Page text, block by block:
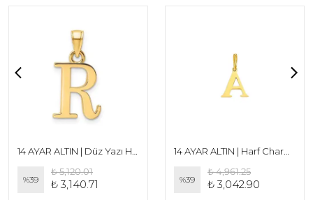
%39
₺ 5,120.01
₺ 3,140.71 %39
₺ 4,961.25
₺ 3,042.90